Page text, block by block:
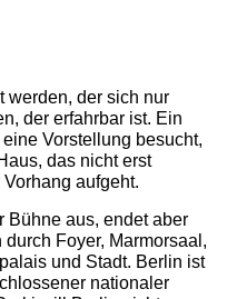
werden, der sich nur
der erfahrbar ist. Ein
Vorstellung besucht,
das nicht erst
aufgeht.
Bühne aus, endet aber
Foyer, Marmorsaal,
und Stadt. Berlin ist
nationaler